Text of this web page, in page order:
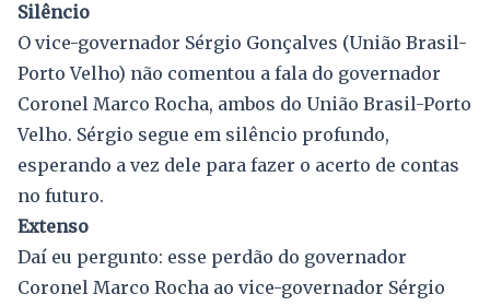
Silêncio
O vice-governador Sérgio Gonçalves (União Brasil-
Porto Velho) não comentou a fala do governador
Coronel Marco Rocha, ambos do União Brasil-Porto
Velho. Sérgio segue em silêncio profundo,
esperando a vez dele para fazer o acerto de contas
no futuro.
Extenso
Daí eu pergunto: esse perdão do governador
Coronel Marco Rocha ao vice-governador Sérgio